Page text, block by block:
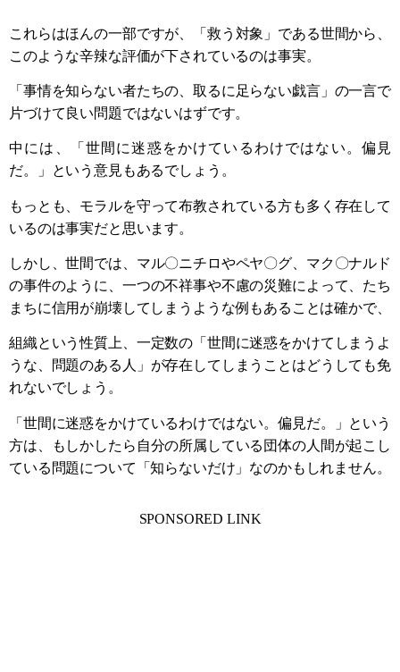
これらはほんの一部ですが、「救う対象」である世間から、
このような辛辣な評価が下されているのは事実。
「事情を知らない者たちの、取るに足らない戯言」の一言で
片づけて良い問題ではないはずです。
中には、「世間に迷惑をかけているわけではない。偏見
だ。」という意見もあるでしょう。
もっとも、モラルを守って布教されている方も多く存在して
いるのは事実だと思います。
しかし、世間では、マル〇ニチロやペヤ〇グ、マク〇ナルド
の事件のように、一つの不祥事や不慮の災難によって、たち
まちに信用が崩壊してしまうような例もあることは確かで、
組織という性質上、一定数の「世間に迷惑をかけてしまうよ
うな、問題のある人」が存在してしまうことはどうしても免
れないでしょう。
「世間に迷惑をかけているわけではない。偏見だ。」という
方は、もしかしたら自分の所属している団体の人間が起こし
ている問題について「知らないだけ」なのかもしれません。
SPONSORED LINK